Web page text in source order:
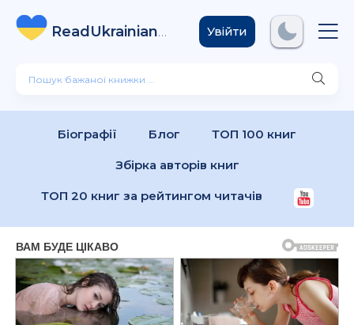
ReadUkrainian
Books .com
Увійти
Біографії Блог ТОП 100 книг
Збірка авторів книг
ТОП 20 книг за рейтингом читачів